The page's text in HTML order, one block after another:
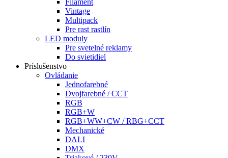
Filament
Vintage
Multipack
Pre rast rastlín
LED moduly
Pre svetelné reklamy
Do svietidiel
Príslušenstvo
Ovládanie
Jednofarebné
Dvojfarebné / CCT
RGB
RGB+W
RGB+WW+CW / RBG+CCT
Mechanické
DALI
DMX